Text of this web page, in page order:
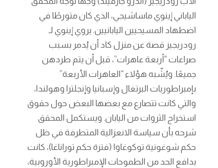
الياباني إينوي ماساشيجي، الذي كان متورطًا في
اضطهاد المسيحيين اليابانيين. يروي إينوي لـ
رودريجيز قصة عن منزل كاد أن يُدمر بسبب
صراعات “أربعة عاهرات”، قبل أن يتم طردهن
جميعًا. ويُشّبه هؤلاء “العاهرات الأربعة”
بإمبراطوريات البرتغال وإسبانيا وإنجلترا وهولندا،
والتي كانت تتصارع مع بعضها البعض حول حقوق
استخراج الثروات من اليابان. ويستكمل المحقق
شرحه بأن سياسة الانعزالية المتطرفة في ظل
حكم شوغونية توكوغاوا (فترة حكم توراناغا)، كانت
بدافع الحد من الطموحات الإمبراطورية الأوروبية،